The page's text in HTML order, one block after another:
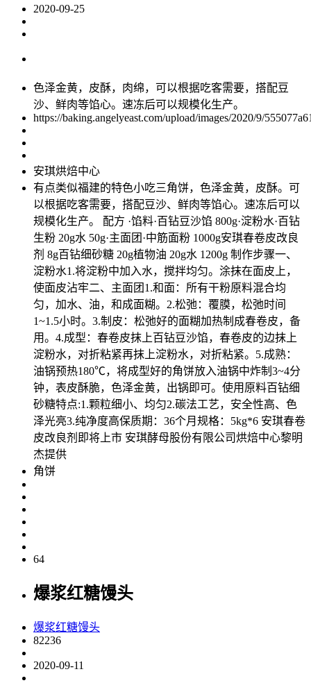
2020-09-25
色泽金黄，皮酥，肉绵，可以根据吃客需要，搭配豆
沙、鲜肉等馅心。速冻后可以规模化生产。
https://baking.angelyeast.com/upload/images/2020/9/
安琪烘焙中心
有点类似福建的特色小吃三角饼，色泽金黄，皮酥。可
以根据吃客需要，搭配豆沙、鲜肉等馅心。速冻后可以
规模化生产。 配方 ·馅料·百钻豆沙馅 800g·淀粉水·百钻
生粉 20g水 50g·主面团·中筋面粉 1000g安琪春卷皮改良
剂 8g百钻细砂糖 20g植物油 20g水 1200g 制作步骤一、
淀粉水1.将淀粉中加入水，搅拌均匀。涂抹在面皮上，
使面皮沾牢二、主面团1.和面：所有干粉原料混合均
匀，加水、油，和成面糊。2.松弛：覆膜，松弛时间
1~1.5小时。3.制皮：松弛好的面糊加热制成春卷皮，备
用。4.成型：春卷皮抹上百钻豆沙馅，春卷皮的边抹上
淀粉水，对折粘紧再抹上淀粉水，对折粘紧。5.成熟：
油锅预热180℃，将成型好的角饼放入油锅中炸制3~4分
钟，表皮酥脆，色泽金黄，出锅即可。使用原料百钻细
砂糖特点:1.颗粒细小、均匀2.碳法工艺，安全性高、色
泽光亮3.纯净度高保质期：36个月规格：5kg*6 安琪春卷
皮改良剂即将上市 安琪酵母股份有限公司烘焙中心黎明
杰提供
​角饼
64
​爆浆红糖馒头
​爆浆红糖馒头
82236
2020-09-11